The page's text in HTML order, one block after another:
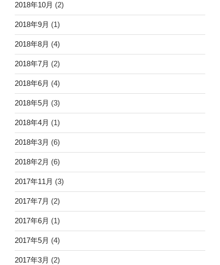
2018年10月 (2)
2018年9月 (1)
2018年8月 (4)
2018年7月 (2)
2018年6月 (4)
2018年5月 (3)
2018年4月 (1)
2018年3月 (6)
2018年2月 (6)
2017年11月 (3)
2017年7月 (2)
2017年6月 (1)
2017年5月 (4)
2017年3月 (2)